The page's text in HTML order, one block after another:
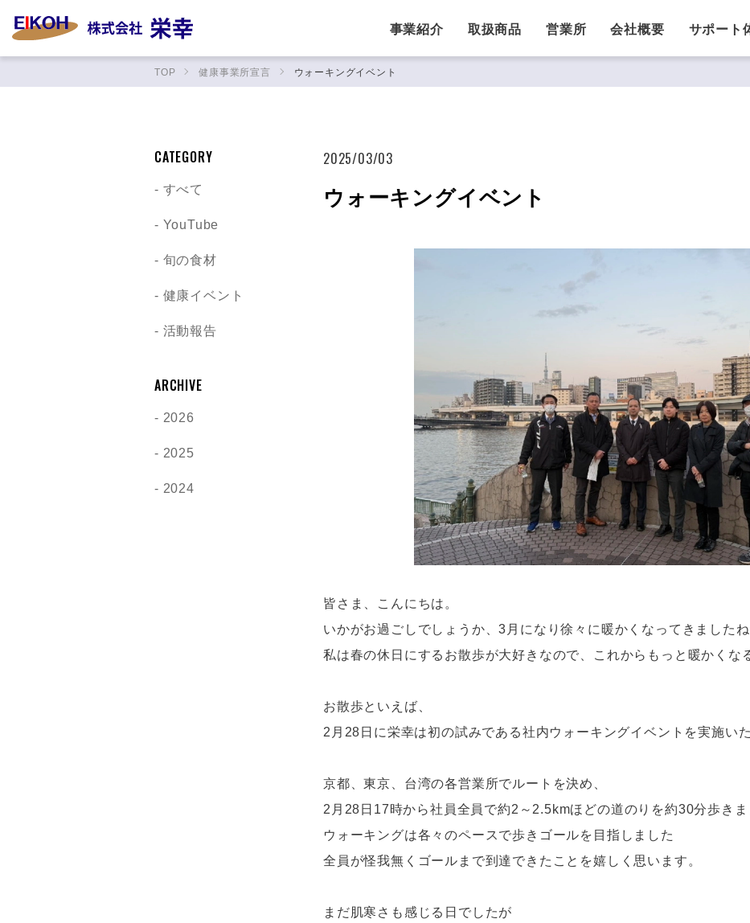
事業紹介 取扱商品 営業所 会社概要 サポート
TOP 健康事業所宣言 ウォーキングイベント
2025/03/03
ウォーキングイベント
皆さま、こんにちは。
いかがお過ごしでしょうか、3月になり徐々に暖かくなってきましたね
私は春の休日にするお散歩が大好きなので、これからもっと暖かくな
お散歩といえば、
2月28日に栄幸は初の試みである社内ウォーキングイベントを実施い
京都、東京、台湾の各営業所でルートを決め、
2月28日17時から社員全員で約2～2.5kmほどの道のりを約30分歩きま
ウォーキングは各々のペースで歩きゴールを目指しました
全員が怪我無くゴールまで到達できたことを嬉しく思います。
まだ肌寒さも感じる日でしたが
CATEGORY
すべて
YouTube
旬の食材
健康イベント
活動報告
ARCHIVE
2026
2025
2024